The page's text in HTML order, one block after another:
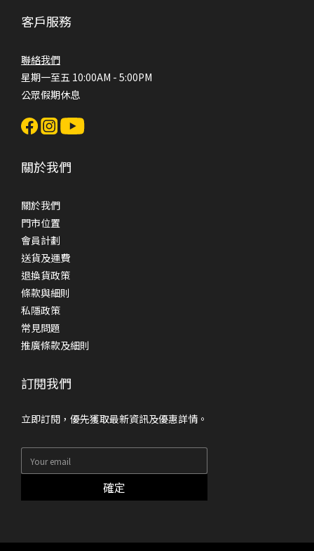
客戶服務
聯絡我們
星期一至五 10:00AM - 5:00PM
公眾假期休息
關於我們
關於我們
門市位置
會員計劃
送貨及運費
退換貨政策
條款與細則
私隱政策
常見問題
推廣條款及細則
訂閱我們
立即訂閱，優先獲取最新資訊及優惠詳情。
確定